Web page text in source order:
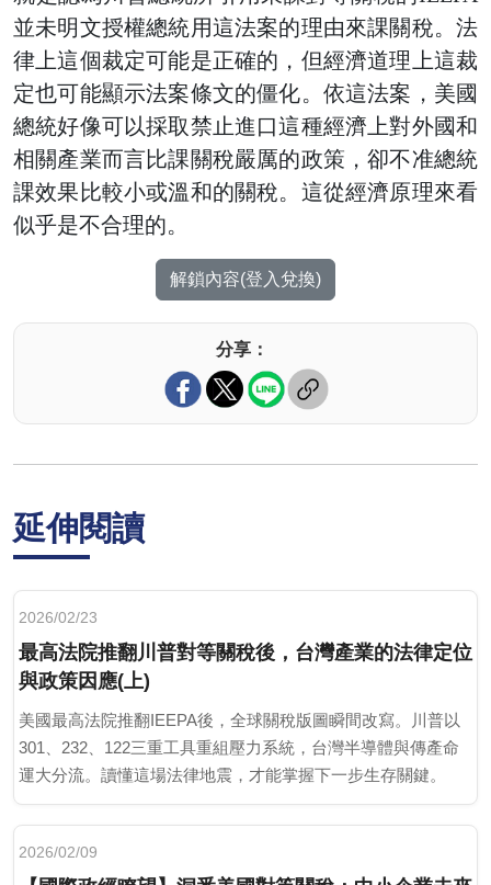
並未明文授權總統用這法案的理由來課關稅。法
律上這個裁定可能是正確的，但經濟道理上這裁
定也可能顯示法案條文的僵化。依這法案，美國
總統好像可以採取禁止進口這種經濟上對外國和
相關產業而言比課關稅嚴厲的政策，卻不准總統
課效果比較小或溫和的關稅。這從經濟原理來看
似乎是不合理的。
解鎖內容(登入兌換)
分享：
延伸閱讀
2026/02/23
最高法院推翻川普對等關稅後，台灣產業的法律定位
與政策因應(上)
美國最高法院推翻IEEPA後，全球關稅版圖瞬間改寫。川普以
301、232、122三重工具重組壓力系統，台灣半導體與傳產命
運大分流。讀懂這場法律地震，才能掌握下一步生存關鍵。
2026/02/09